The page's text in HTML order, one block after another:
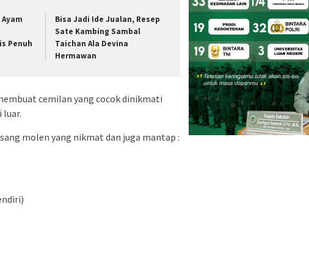
Penuh
Bisa Jadi Ide Jualan, Resep
Sate Kambing Sambal
Taichan Ala Devina
Hermawan
cemilan yang cocok dinikmati
luar.
molen yang nikmat dan juga mantap :